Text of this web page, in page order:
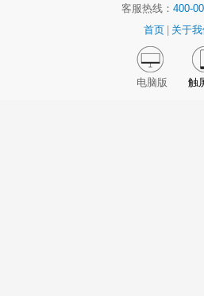
客服热线： 400-
首页
关于我
电脑版 触